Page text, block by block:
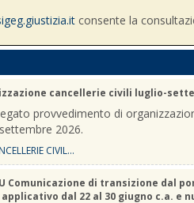
consente la
cancellerie civili luglio-
provvedimento di
2026.
CIVIL...
Comunicazione di transizione dal
applicativo dal 22 al 30 giugno c.a.